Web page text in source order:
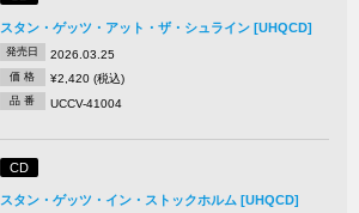
スタン・ゲッツ・アット・ザ・シュライン [UHQCD]
発売日 2026.03.25
価 格 ¥2,420 (税込)
品 番 UCCV-41004
CD
スタン・ゲッツ・イン・ストックホルム [UHQCD]